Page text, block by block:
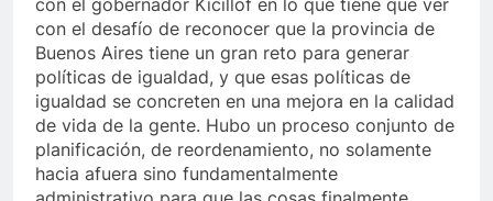
con el gobernador Kicillof en lo que tiene que ver
con el desafío de reconocer que la provincia de
Buenos Aires tiene un gran reto para generar
políticas de igualdad, y que esas políticas de
igualdad se concreten en una mejora en la calidad
de vida de la gente. Hubo un proceso conjunto de
planificación, de reordenamiento, no solamente
hacia afuera sino fundamentalmente